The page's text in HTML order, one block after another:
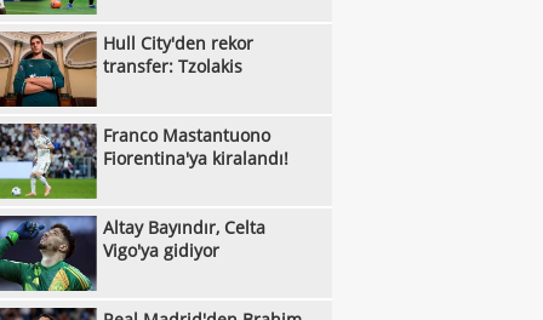
konuşuyor...
Galatasaray, Benjamin Pavard
sıcak gelişme
Rıdvan Dilmen'den Fenerbahçe
Yazarlardan Fenerbahçe
"Trabzonspor, Salah'ın parasını çıkardı
Hradec Kralove - Beşiktaş: Muhtemel
Fenerbahçe'de Sidiki Cherif için Stuttgart
Hull City'den rekor
transfer: Tzolakis
Franco Mastantuono
Fiorentina'ya kiralandı!
Altay Bayındır, Celta
Vigo'ya gidiyor